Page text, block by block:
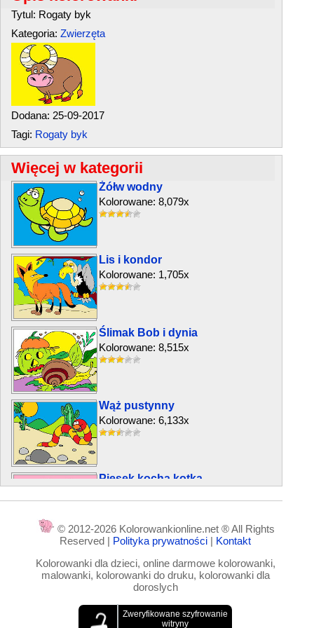
Tytul: Rogaty byk
Kategoria: Zwierzęta
Dodana: 25-09-2017
Tagi: Rogaty byk
Więcej w kategorii
Żółw wodny
Kolorowane: 8,079x
Lis i kondor
Kolorowane: 1,705x
Ślimak Bob i dynia
Kolorowane: 8,515x
Wąż pustynny
Kolorowane: 6,133x
Piesek kocha kotka
Kolorowane: 3,793x
Trzmiel Kamil
© 2012-2026 Kolorowankionline.net ® All Rights
Reserved | Polityka prywatności | Kontakt
Kolorowanki dla dzieci, online darmowe kolorowanki,
malowanki, kolorowanki do druku, kolorowanki dla
doroslych